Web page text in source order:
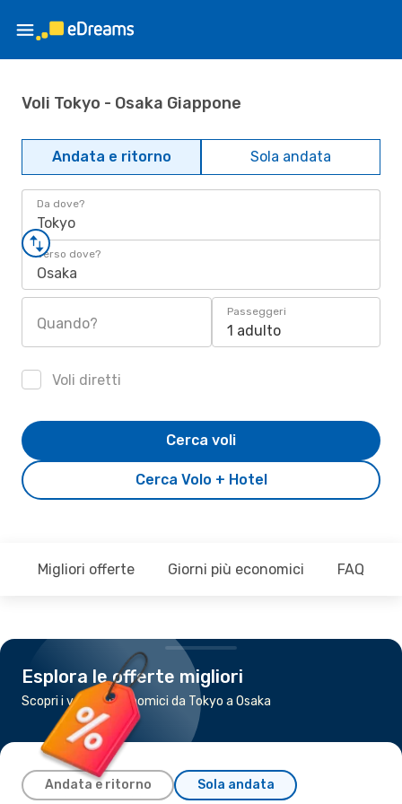
Voli Tokyo - Osaka Giappone
Andata e ritorno Sola andata
Da dove?
Tokyo
Verso dove?
Osaka
Quando?
Passeggeri
1 adulto
Voli diretti
Cerca Volo + Hotel
Cerca voli
Migliori offerte Giorni più economici FAQ
Esplora le offerte migliori
Scopri i voli più economici da Tokyo a Osaka
Andata e ritorno Sola andata